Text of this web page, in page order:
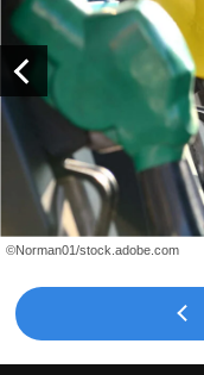
©Norman01/stock.adobe.com